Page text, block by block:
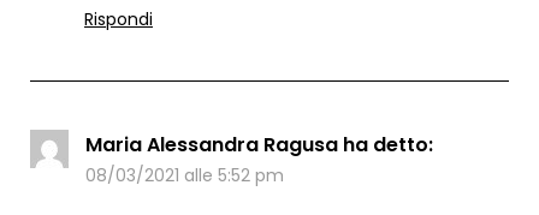
Rispondi
Maria Alessandra Ragusa ha detto:
08/03/2021 alle 5:52 pm